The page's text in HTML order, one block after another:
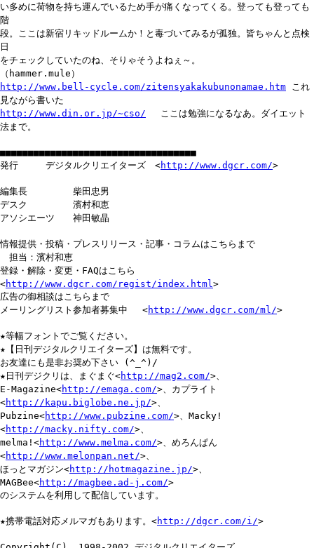
い多めに荷物を持ち運んでいるため手が痛くなってくる。登っても登っても
階
段。ここは新宿リキッドルームか！と毒づいてみるが孤独。皆ちゃんと点検
日
をチェックしていたのね、そりゃそうよねぇ～。
（hammer.mule）
http://www.bell-cycle.com/zitensyakakubunonamae.htm これ
見ながら書いた
http://www.din.or.jp/~cso/ ここは勉強になるなあ。ダイエット
法まで。
■■■■■■■■■■■■■■■■■■■■■■■■■■■■■■■■■■■
発行 デジタルクリエイターズ <http://www.dgcr.com/>
編集長 柴田忠男
デスク 濱村和恵
アソシエーツ 神田敏晶
情報提供・投稿・プレスリリース・記事・コラムはこちらまで
担当：濱村和恵
登録・解除・変更・FAQはこちら
<http://www.dgcr.com/regist/index.html >
広告の御相談はこちらまで
メーリングリスト参加者募集中 <http://www.dgcr.com/ml/>
★等幅フォントでご覧ください。
★【日刊デジタルクリエイターズ】は無料です。
お友達にも是非お奨め下さい (^_^)/
★日刊デジクリは、まぐまぐ<http://mag2.com/>、
E-Magazine<http://emaga.com/>、カプライト
<http://kapu.biglobe.ne.jp/>、
Pubzine<http://www.pubzine.com/>、Macky!
<http://macky.nifty.com/>、
melma!<http://www.melma.com/>、めろんぱん
<http://www.melonpan.net/>、
ほっとマガジン<http://hotmagazine.jp/>、
MAGBee<http://magbee.ad-j.com/>
のシステムを利用して配信しています。
★携帯電話対応メルマガもあります。<http://dgcr.com/i/>